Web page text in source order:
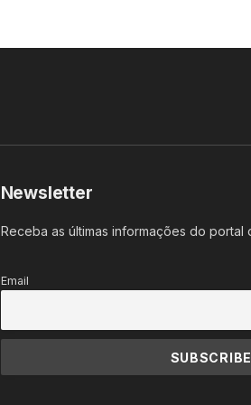
Newsletter
Receba as últimas informações do portal
Email